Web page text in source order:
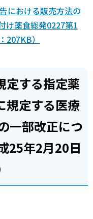
における販売方法の
け薬食総発0227第1
207KB）
定する指定薬
規定する医療
一部改正につ
25年2月20日